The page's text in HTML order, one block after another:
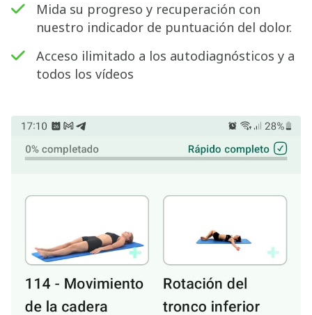
Buscar
Mida su progreso y recuperación con
nuestro indicador de puntuación del dolor.
Acceso ilimitado a los autodiagnósticos y a
todos los vídeos